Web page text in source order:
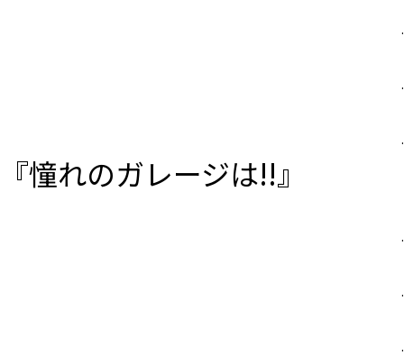
.
.
.
『憧れのガレージは!!』
.
.
.